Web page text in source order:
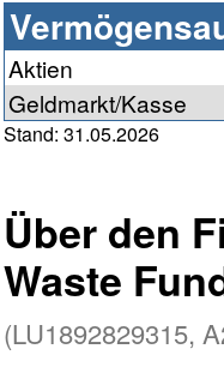
Aktien
Geldmarkt/Kasse
Stand: 31.05.2026
Über den
Waste
(LU1892829315,